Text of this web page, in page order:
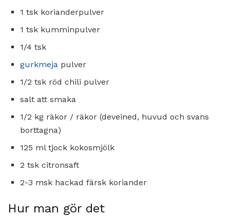
1 tsk korianderpulver
1 tsk kumminpulver
1/4 tsk
gurkmeja pulver
1/2 tsk röd chili pulver
salt att smaka
1/2 kg räkor / räkor (deveined, huvud och svans
borttagna)
125 ml tjock kokosmjölk
2 tsk citronsaft
2-3 msk hackad färsk koriander
Hur man gör det